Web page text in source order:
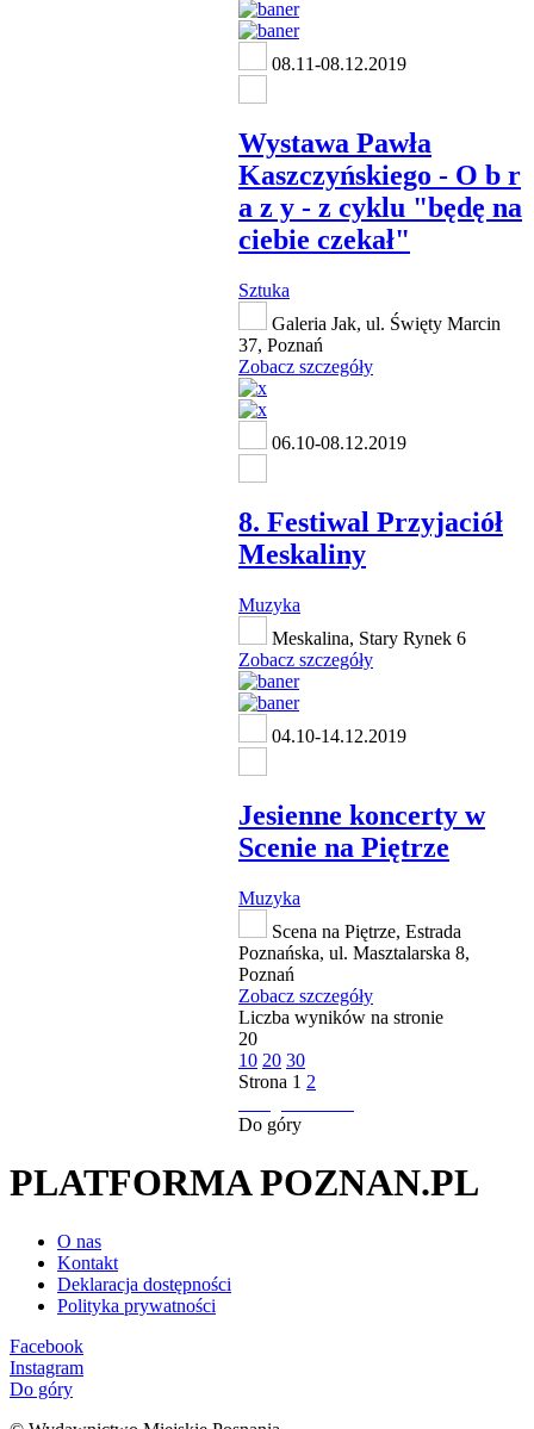
08.11-08.12.2019
Wystawa Pawła
Kaszczyńskiego - O b r
a z y - z cyklu "będę na
ciebie czekał"
Sztuka
Galeria Jak, ul. Święty Marcin
37, Poznań
Zobacz szczegóły
06.10-08.12.2019
8. Festiwal Przyjaciół
Meskaliny
Muzyka
Meskalina, Stary Rynek 6
Zobacz szczegóły
04.10-14.12.2019
Jesienne koncerty w
Scenie na Piętrze
Muzyka
Scena na Piętrze, Estrada
Poznańska, ul. Masztalarska 8,
Poznań
Zobacz szczegóły
Liczba wyników na stronie
20
10 20 30
Strona 1 2
Do góry
PLATFORMA POZNAN.PL
O nas
Kontakt
Deklaracja dostępności
Polityka prywatności
Facebook
Instagram
Do góry